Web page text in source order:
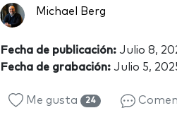
Michael Berg
Fecha de publicación: Julio 8,
Fecha de grabación: Julio 5,
Me gusta 24